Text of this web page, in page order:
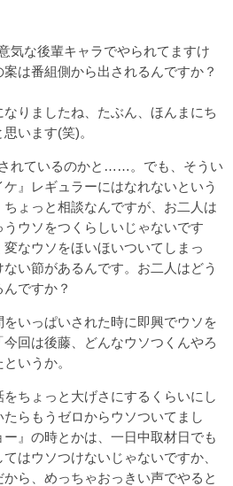
気な後輩キャラでやられてますけ
は番組側から出されるんですか？
りましたね、たぶん、ほんまにち
います(笑)。
れているのかと……。でも、そうい
』レギュラーにはなれないという
ょっと相談なんですが、お二人は
ウソをつくらしいじゃないです
なウソをほいほいついてしまっ
い節があるんです。お二人はどう
ですか？
いっぱいされた時に即興でウソを
回は後藤、どんなウソつくんやろ
いうか。
ちょっと大げさにするくらいにし
らもうゼロからウソついてまし
』の時とかは、一日中取材日でも
はウソつけないじゃないですか、
ら、めっちゃおっきい声でやると